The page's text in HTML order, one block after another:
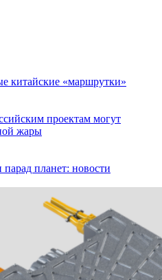
китайские «маршрутки»
проектам могут
жары
планет: новости